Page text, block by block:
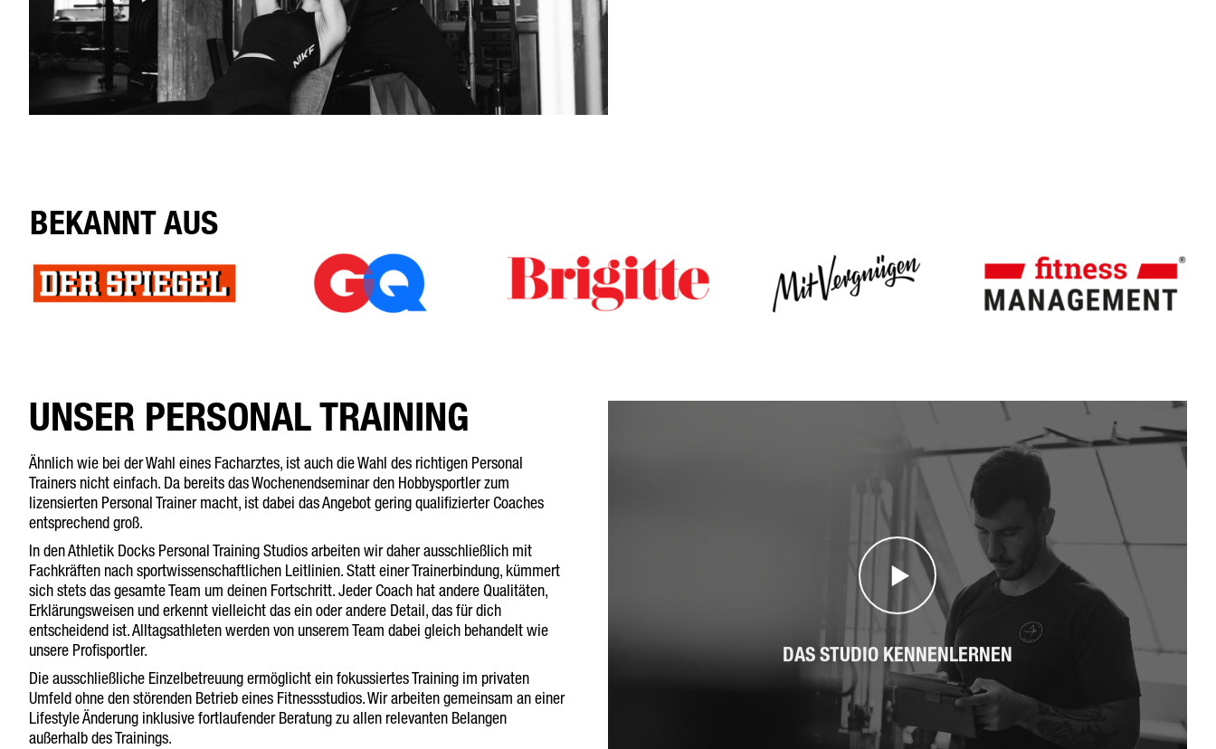
BEKANNT AUS
UNSER PERSONAL TRAINING
Ähnlich wie bei der Wahl eines Facharztes, ist auch die Wahl des richtigen Personal
Trainers nicht einfach. Da bereits das Wochenendseminar den Hobbysportler zum
lizensierten Personal Trainer macht, ist dabei das Angebot gering qualifizierter Coaches
entsprechend groß.
In den Athletik Docks Personal Training Studios arbeiten wir daher ausschließlich mit
Fachkräften nach sportwissenschaftlichen Leitlinien. Statt einer Trainerbindung, kümmert
sich stets das gesamte Team um deinen Fortschritt. Jeder Coach hat andere Qualitäten,
Erklärungsweisen und erkennt vielleicht das ein oder andere Detail, das für dich
entscheidend ist. Alltagsathleten werden von unserem Team dabei gleich behandelt wie
unsere Profisportler.
Die ausschließliche Einzelbetreuung ermöglicht ein fokussiertes Training im privaten
Umfeld ohne den störenden Betrieb eines Fitnessstudios. Wir arbeiten gemeinsam an einer
Lifestyle Änderung inklusive fortlaufender Beratung zu allen relevanten Belangen
außerhalb des Trainings.
DAS STUDIO KENNENLERNEN